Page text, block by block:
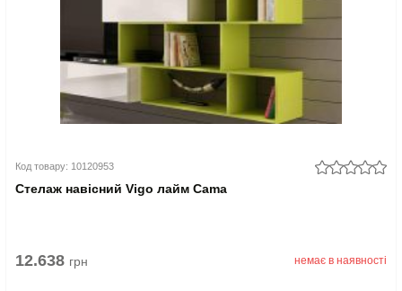
Код товару: 10120953
Стелаж навісний Vigo лайм Cama
12.638 грн немає в наявності